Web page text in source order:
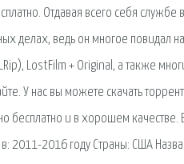
Отдавая всего себя службе в
делах, ведь он многое повидал на
LostFilm + Original, а также
У нас вы можете скачать торрент
бесплатно и в хорошем качестве.
в: 2011-2016 году Страны: США